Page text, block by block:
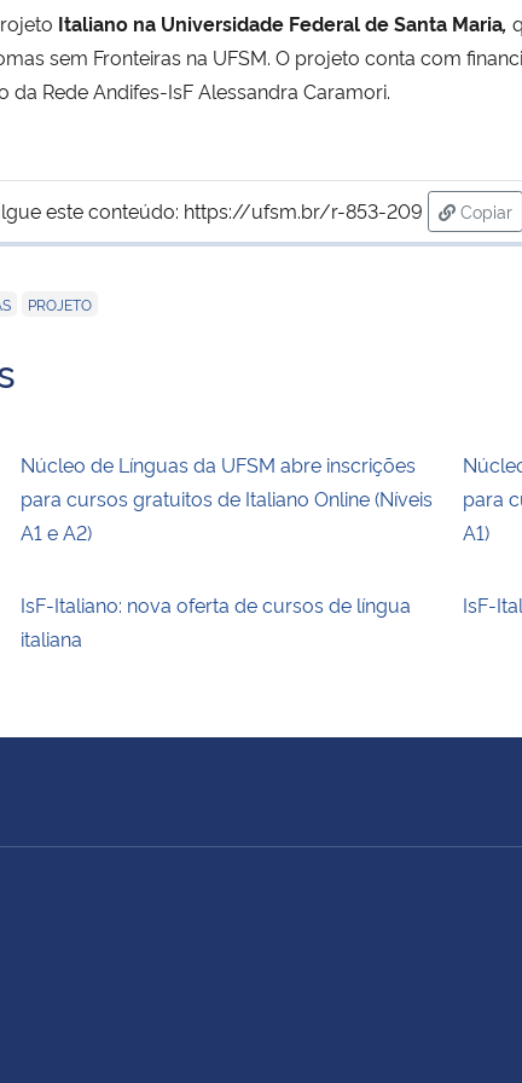
Italiano na Universidade Federal de Santa Maria,
sem Fronteiras na UFSM. O projeto conta com
Rede Andifes-IsF Alessandra Caramori.
este conteúdo: https://ufsm.br/r-853-209
Copiar
para
PROJETO
Núcleo de Línguas da UFSM abre inscrições
para cursos gratuitos de Italiano Online (Níveis
A1 e A2)
para
A1)
IsF-Italiano: nova oferta de cursos de língua
italiana
IsF-